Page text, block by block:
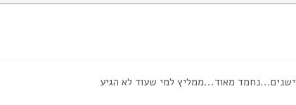
מאוד...ממליץ למי שעוד לא הגיע